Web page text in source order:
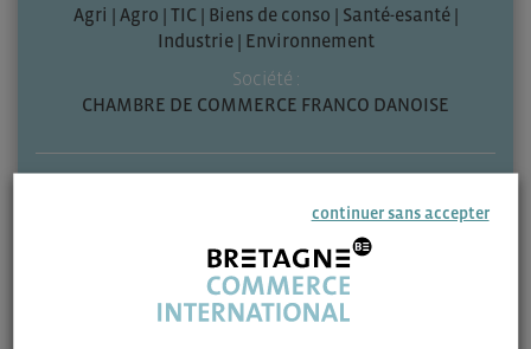
Agri | Agro | TIC | Biens de conso | Santé-esanté |
Industrie | Environnement
Société :
CHAMBRE DE COMMERCE FRANCO DANOISE
Zone géographique :
Contactez-moi
continuer sans accepter